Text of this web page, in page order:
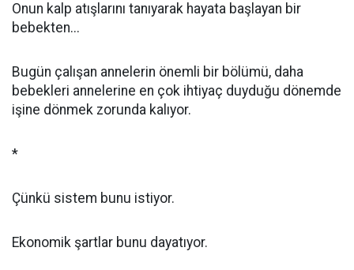
Onun kalp atışlarını tanıyarak hayata başlayan bir
bebekten...
Bugün çalışan annelerin önemli bir bölümü, daha
bebekleri annelerine en çok ihtiyaç duyduğu dönemde
işine dönmek zorunda kalıyor.
*
Çünkü sistem bunu istiyor.
Ekonomik şartlar bunu dayatıyor.